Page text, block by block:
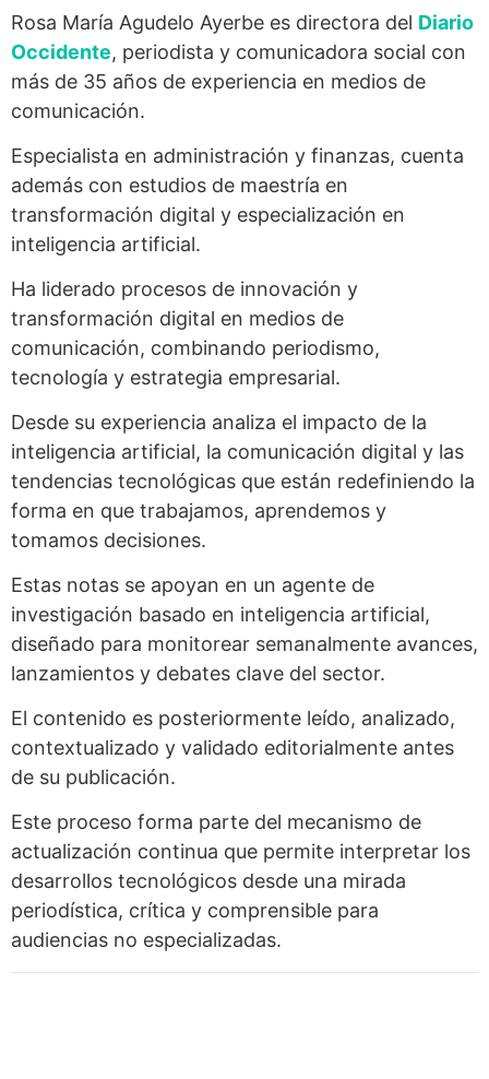
Rosa María Agudelo Ayerbe es directora del Diario
Occidente, periodista y comunicadora social con
más de 35 años de experiencia en medios de
comunicación.
Especialista en administración y finanzas, cuenta
además con estudios de maestría en
transformación digital y especialización en
inteligencia artificial.
Ha liderado procesos de innovación y
transformación digital en medios de
comunicación, combinando periodismo,
tecnología y estrategia empresarial.
Desde su experiencia analiza el impacto de la
inteligencia artificial, la comunicación digital y las
tendencias tecnológicas que están redefiniendo la
forma en que trabajamos, aprendemos y
tomamos decisiones.
Estas notas se apoyan en un agente de
investigación basado en inteligencia artificial,
diseñado para monitorear semanalmente avances,
lanzamientos y debates clave del sector.
El contenido es posteriormente leído, analizado,
contextualizado y validado editorialmente antes
de su publicación.
Este proceso forma parte del mecanismo de
actualización continua que permite interpretar los
desarrollos tecnológicos desde una mirada
periodística, crítica y comprensible para
audiencias no especializadas.